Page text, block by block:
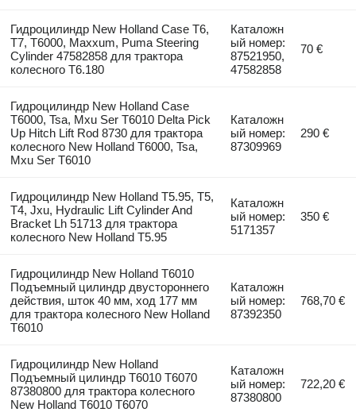
Гидроцилиндр New Holland Case T6,
T7, T6000, Maxxum, Puma Steering
Cylinder 47582858 для трактора
колесного T6.180
Каталожн
ый номер:
87521950,
47582858
70 €
Гидроцилиндр New Holland Case
T6000, Tsa, Mxu Ser T6010 Delta Pick
Up Hitch Lift Rod 8730 для трактора
колесного New Holland T6000, Tsa,
Mxu Ser T6010
Каталожн
ый номер:
87309969
290 €
Гидроцилиндр New Holland T5.95, T5,
T4, Jxu, Hydraulic Lift Cylinder And
Bracket Lh 51713 для трактора
колесного New Holland T5.95
Каталожн
ый номер:
5171357
350 €
Гидроцилиндр New Holland T6010
Подъемный цилиндр двустороннего
действия, шток 40 мм, ход 177 мм
для трактора колесного New Holland
T6010
Каталожн
ый номер:
87392350
768,70 €
Гидроцилиндр New Holland
Подъемный цилиндр T6010 T6070
87380800 для трактора колесного
New Holland T6010 T6070
Каталожн
ый номер:
87380800
722,20 €